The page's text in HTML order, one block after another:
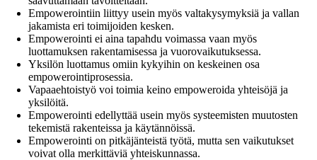
Empowerointiin liittyy usein myös valtakysymyksiä ja vallan
jakamista eri toimijoiden kesken.
Empowerointi ei aina tapahdu voimassa vaan myös
luottamuksen rakentamisessa ja vuorovaikutuksessa.
Yksilön luottamus omiin kykyihin on keskeinen osa
empowerointiprosessia.
Vapaaehtoistyö voi toimia keino empoweroida yhteisöjä ja
yksilöitä.
Empowerointi edellyttää usein myös systeemisten muutosten
tekemistä rakenteissa ja käytännöissä.
Empowerointi on pitkäjänteistä työtä, mutta sen vaikutukset
voivat olla merkittäviä yhteiskunnassa.